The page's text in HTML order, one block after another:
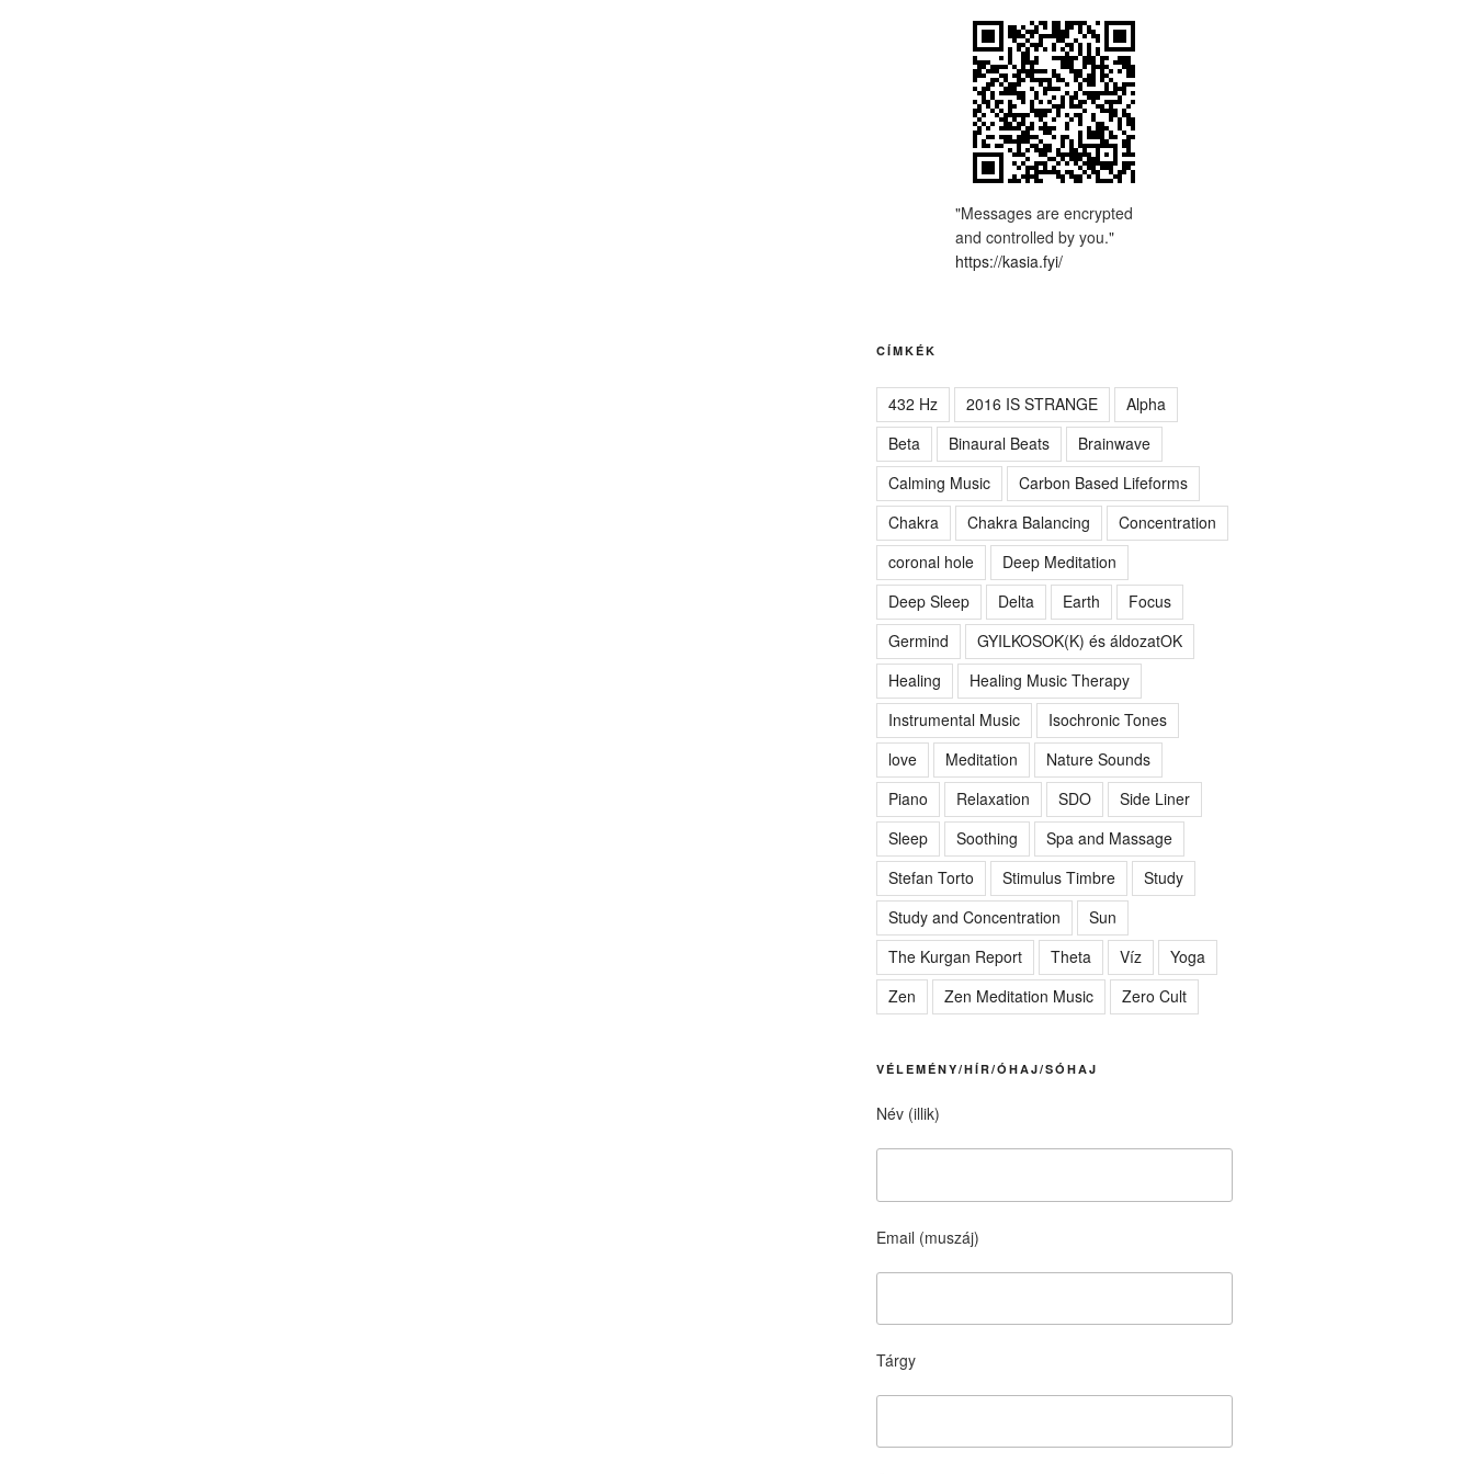
"Messages are encrypted
and controlled by you."
https://kasia.fyi/
CÍMKÉK
432 Hz 2016 IS STRANGE
Alpha
Beta
Binaural Beats
Brainwave
Calming Music
Carbon Based Lifeforms
Chakra
Chakra Balancing
Concentration
coronal hole
Deep Meditation
Deep Sleep
Delta Earth
Focus
Germind
GYILKOSOK(K) és áldozatOK
Healing
Healing Music Therapy
Instrumental Music
Isochronic Tones
love
Meditation
Nature Sounds
Piano
Relaxation SDO
Side Liner
Sleep
Soothing
Spa and Massage
Stefan Torto
Stimulus Timbre
Study
Study and Concentration
Sun
The Kurgan Report
Theta Víz
Yoga
Zen
Zen Meditation Music Zero Cult
VÉLEMÉNY/HÍR/ÓHAJ/SÓHAJ
Név (illik)
Email (muszáj)
Tárgy